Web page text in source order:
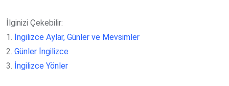
İlginizi Çekebilir:
1. İngilizce Aylar, Günler ve Mevsimler
2. Günler İngilizce
3. İngilizce Yönler